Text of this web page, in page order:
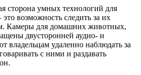
сторона умных технологий для
возможность следить за их
Камеры для домашних животных,
двусторонней аудио- и
владельцам удаленно наблюдать за
с ними и раздавать